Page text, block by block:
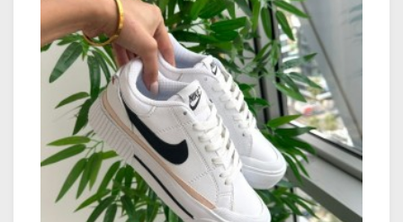
https://social.araskargo.com.tr/ adresinden
kargonuzun durumunu takip edebilirsiniz.
Kargoya teslim edilen siparişlerinizin Aras
Kargo aracılığı ile tahmini olarak 1-4 iş günü
içerisinde teslimatı yapılmaktadır. Aras Kargo
teslimat günleri il ve ilçeye göre değişiklik
göstermektedir.
Kargo Teslimat Günleri:
Hafta İçi: 09:00 – 18:30
Cumartesi: 09:00 –14:30